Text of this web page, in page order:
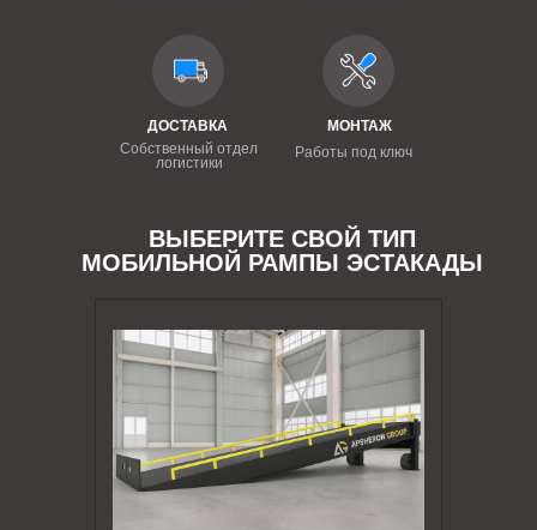
ДОСТАВКА
Собственный отдел
логистики
МОНТАЖ
Работы под ключ
ВЫБЕРИТЕ СВОЙ ТИП
МОБИЛЬНОЙ РАМПЫ ЭСТАКАДЫ